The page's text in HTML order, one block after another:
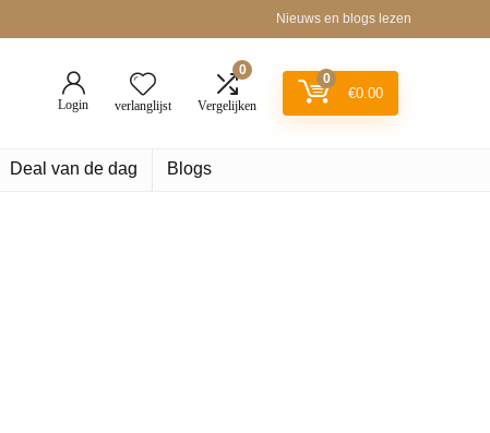
Nieuws en blogs lezen
Login verlanglijst
0
Vergelijken
0
€0.00
Deal van de dag Blogs